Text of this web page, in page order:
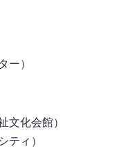
ー）
文化会館）
ティ）